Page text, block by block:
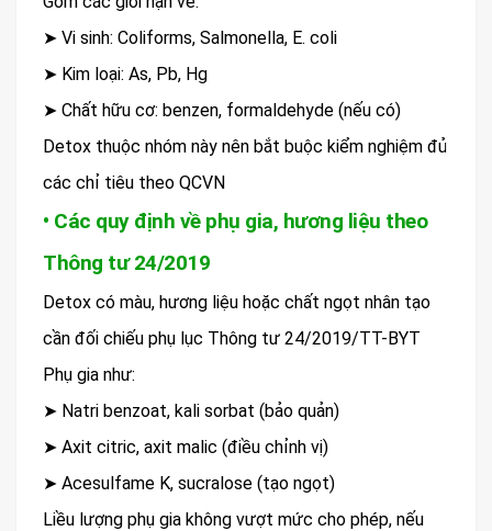
➤ Vi sinh: Coliforms, Salmonella, E. coli
➤ Kim loại: As, Pb, Hg
➤ Chất hữu cơ: benzen, formaldehyde (nếu có)
Detox thuộc nhóm này nên bắt buộc kiểm nghiệm đủ
các chỉ tiêu theo QCVN
• Các quy định về phụ gia, hương liệu theo
Thông tư 24/2019
Detox có màu, hương liệu hoặc chất ngọt nhân tạo
cần đối chiếu phụ lục Thông tư 24/2019/TT-BYT
Phụ gia như:
➤ Natri benzoat, kali sorbat (bảo quản)
➤ Axit citric, axit malic (điều chỉnh vị)
➤ Acesulfame K, sucralose (tạo ngọt)
Liều lượng phụ gia không vượt mức cho phép, nếu